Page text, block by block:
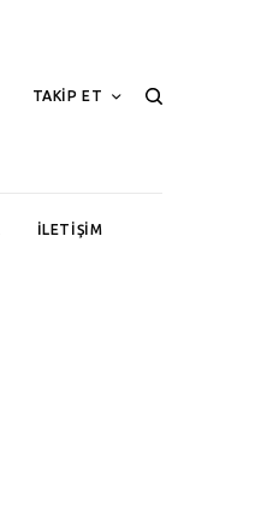
TAKİP ET
İLETIŞIM